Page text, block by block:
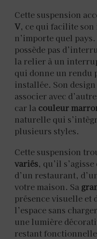
Cette suspension
V, ce qui facilite
n’importe quel
possède pas
la relier à un
qui donne un rendu
installée. Son
associer avec
car la couleur
naturelle qui
plusieurs styles.
Cette suspension
variés, qu’il
d’un restaurant,
votre maison. Sa
présence visuelle et
l’espace sans
une lumière
restant